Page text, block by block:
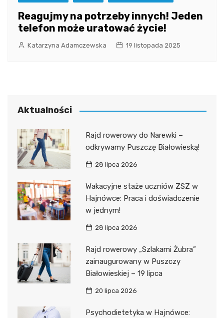
Reagujmy na potrzeby innych! Jeden
telefon może uratować życie!
Katarzyna Adamczewska 19 listopada 2025
Aktualności
Rajd rowerowy do Narewki –
odkrywamy Puszczę Białowieską!
28 lipca 2026
Wakacyjne staże uczniów ZSZ w
Hajnówce: Praca i doświadczenie
w jednym!
28 lipca 2026
Rajd rowerowy „Szlakami Żubra”
zainaugurowany w Puszczy
Białowieskiej – 19 lipca
20 lipca 2026
Psychodietetyka w Hajnówce: